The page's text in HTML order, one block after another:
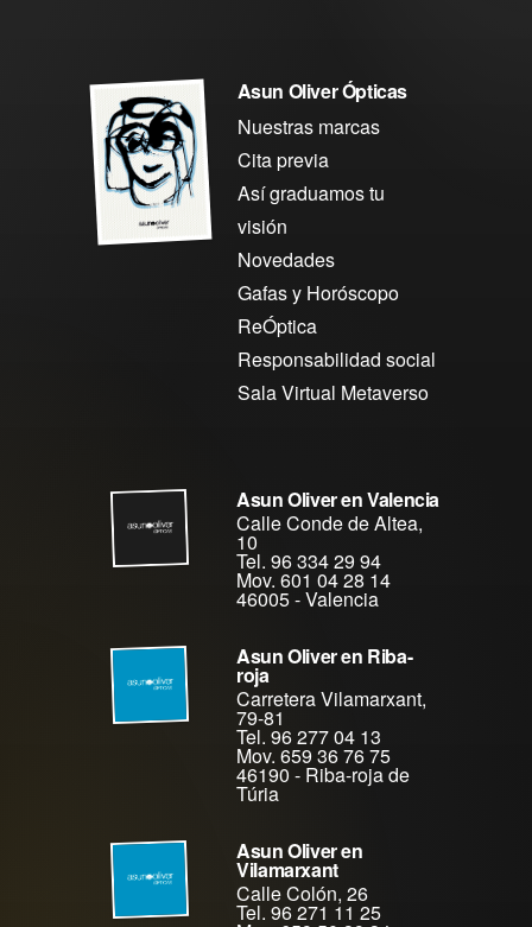
Asun Oliver Ópticas
Nuestras marcas
Cita previa
Así graduamos tu
visión
Novedades
Gafas y Horóscopo
ReÓptica
Responsabilidad social
Sala Virtual Metaverso
Asun Oliver en Valencia
Calle Conde de Altea,
10
Tel. 96 334 29 94
Mov. 601 04 28 14
46005-Valencia
Asun Oliver en Riba-
roja
Carretera Vilamarxant,
79-81
Tel. 96 277 04 13
Mov. 659 36 76 75
46190 - Riba-roja de
Túria
Asun Oliver en
Vilamarxant
Calle Colón, 26
Tel. 96 271 11 25